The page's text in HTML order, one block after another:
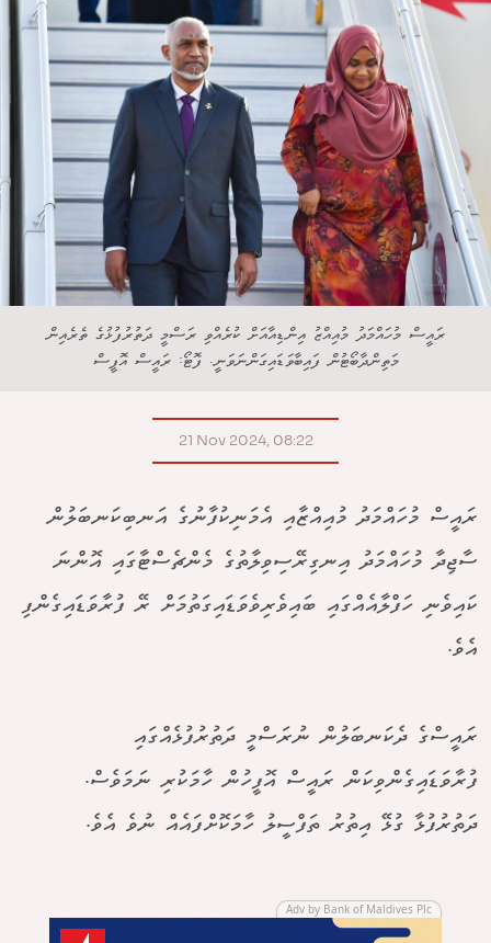
ރައީސް މުހައްމަދު މުއިއްޒު އިންޑިއާއަށް ކުރެއްވި ރަސްމީ ދަތުރުފުޅުގެ ތެރެއިން
މަތިންދާބޯޓުން ފައިބާވަޑައިގަންނަވަނީ. ފޮޓޯ: ރައީސް އޮފީސް
21 Nov 2024, 08:22
ރައީސް މުހައްމަދު މުއިއްޒާއި އެމަނިކުފާނުގެ އަނބިކަނބަލުން
ސާޖިދާ މުހައްމަދު އިނގިރޭސިވިލާތުގެ މެންޗެސްޓާގައި އޮންނަ
ކައިވެނި ހަފްލާއެއްގައި ބައިވެރިވެވަޑައިގަތުމަށް ރޭ ފުރާވަޑައިގެންފި
އެވެ.
ރައީސްގެ ދެކަނބަލުން ނުރަސްމީ ދަތުރުފުޅެއްގައި
ފުރާވަޑައިގެންވިކަން ރައީސް އޮފީހުން ހާމަކުރި ނަމަވެސް.
ދަތުރުފުޅާ ގުޅޭ އިތުރު ތަފްސީލު ހާމަކޮށްފައެއް ނުވެ އެވެ.
Adv by Bank of Maldives Plc